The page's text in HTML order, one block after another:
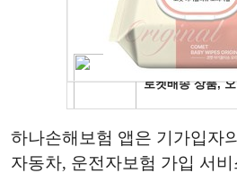
하나손해보험 앱은 기가입자
자동차, 운전자보험 가입 서